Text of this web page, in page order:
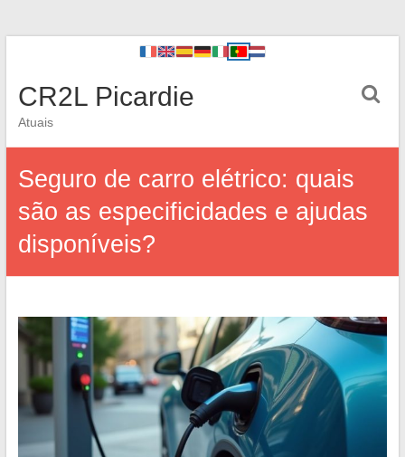
CR2L Picardie
Atuais
Seguro de carro elétrico: quais
são as especificidades e ajudas
disponíveis?